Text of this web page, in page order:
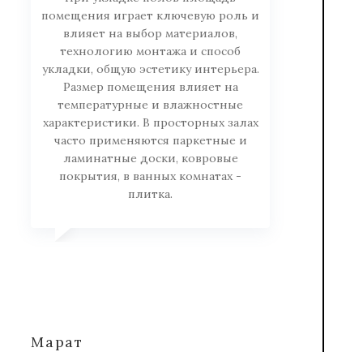
помещения играет ключевую роль и
влияет на выбор материалов,
технологию монтажа и способ
укладки, общую эстетику интерьера.
Размер помещения влияет на
температурные и влажностные
характеристики. В просторных залах
часто применяются паркетные и
ламинатные доски, ковровые
покрытия, в ванных комнатах -
плитка.
Марат